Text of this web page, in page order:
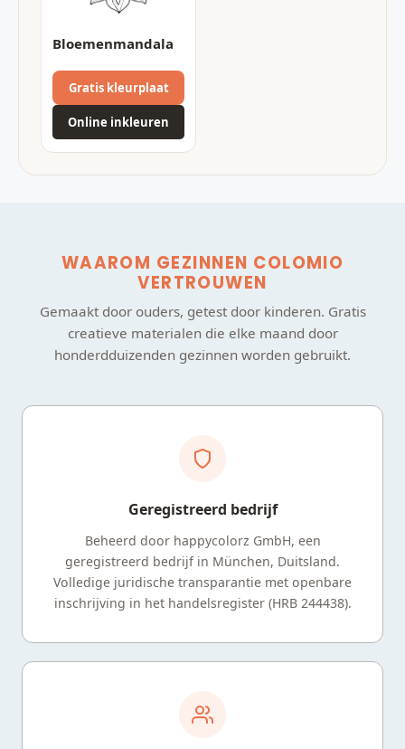
Bloemenmandala
Gratis kleurplaat
Online inkleuren
WAAROM GEZINNEN COLOMIO
VERTROUWEN
Gemaakt door ouders, getest door kinderen. Gratis
creatieve materialen die elke maand door
honderdduizenden gezinnen worden gebruikt.
Geregistreerd bedrijf
Beheerd door happycolorz GmbH, een
geregistreerd bedrijf in München, Duitsland.
Volledige juridische transparantie met openbare
inschrijving in het handelsregister (HRB 244438).